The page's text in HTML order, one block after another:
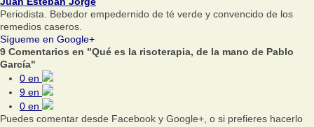
Periodista. Bebedor empedernido de té verde y convencido de los
remedios caseros.
Sígueme en Google+
9 Comentarios en "Qué es la risoterapia, de la mano de Pablo
García"
0 en
9 en
0 en
Puedes comentar desde Facebook y Google+, o si prefieres hacerlo